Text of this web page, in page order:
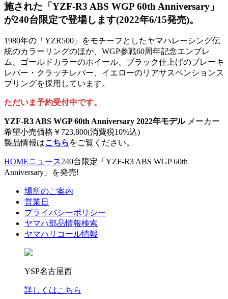
施された「YZF-R3 ABS WGP 60th Anniversary」
が240台限定で登場します(2022年6/15発売)。
1980年の「YZR500」をモチーフとしたヤマハレーシング伝
統のカラーリングのほか、WGP参戦60周年記念エンブレ
ム、ゴールドカラーのホイール、ブラック仕上げのブレーキ
レバー・クラッチレバー、イエローのリアサスペンションス
プリングを採用しています。
ただいま予約受付中です。
YZF-R3 ABS WGP 60th Anniversary 2022年モデルメーカー
希望小売価格￥723,800(消費税10%込)
製品情報はこちら をご覧ください。
HOMEニュース240台限定「YZF-R3 ABS WGP 60th
Anniversary」を発売!
場所のご案内
営業日
プライバシーポリシー
ヤマハ部品情報検索
ヤマハリコール情報
YSP名古屋西
詳しくはこちら